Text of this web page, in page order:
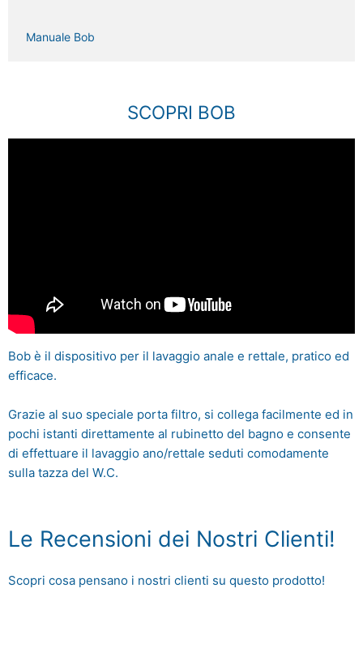
Manuale Bob
SCOPRI BOB
Bob è il dispositivo per il lavaggio anale e rettale, pratico ed
efficace.
Grazie al suo speciale porta filtro, si collega facilmente ed in
pochi istanti direttamente al rubinetto del bagno e consente
di effettuare il lavaggio ano/rettale seduti comodamente
sulla tazza del W.C.
Le Recensioni dei Nostri Clienti!
Scopri cosa pensano i nostri clienti su questo prodotto!